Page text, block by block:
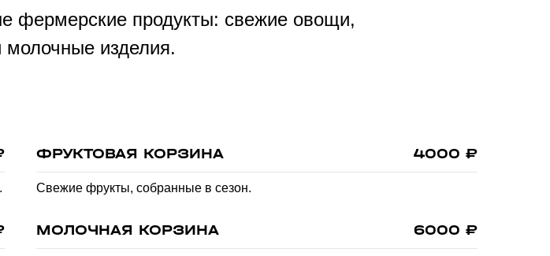
фермерские продукты: свежие овощи,
изделия.
ФРУКТОВАЯ КОРЗИНА 4000 ₽
Свежие фрукты, собранные в сезон.
МОЛОЧНАЯ КОРЗИНА 6000 ₽